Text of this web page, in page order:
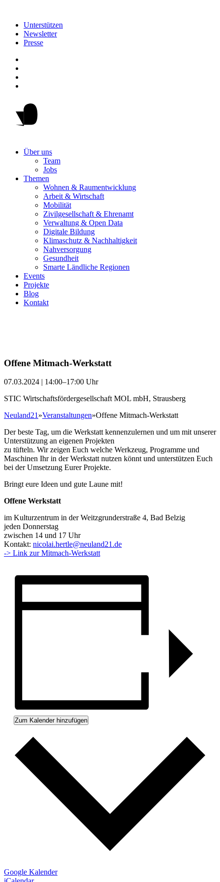
Unterstützen
Newsletter
Presse
Über uns
Team
Jobs
Themen
Wohnen & Raumentwicklung
Arbeit & Wirtschaft
Mobilität
Zivilgesellschaft & Ehrenamt
Verwaltung & Open Data
Digitale Bildung
Klimaschutz & Nachhaltigkeit
Nahversorgung
Gesundheit
Smarte Ländliche Regionen
Events
Projekte
Blog
Kontakt
Offene Mitmach-Werkstatt
07.03.2024 | 14:00–17:00 Uhr
STIC Wirtschaftsfördergesellschaft MOL mbH, Strausberg
Neuland21»Veranstaltungen»Offene Mitmach-Werkstatt
Der beste Tag, um die Werkstatt kennenzulernen und um mit unserer
Unterstützung an eigenen Projekten
zu tüfteln. Wir zeigen Euch welche Werkzeug, Programme und
Maschinen Ihr in der Werkstatt nutzen könnt und unterstützen Euch
bei der Umsetzung Eurer Projekte.
Bringt eure Ideen und gute Laune mit!
Offene Werkstatt
im Kulturzentrum in der Weitzgrunderstraße 4, Bad Belzig
jeden Donnerstag
zwischen 14 und 17 Uhr
Kontakt: nicolai.hertle@neuland21.de
-> Link zur Mitmach-Werkstatt
Zum Kalender hinzufügen
Google Kalender